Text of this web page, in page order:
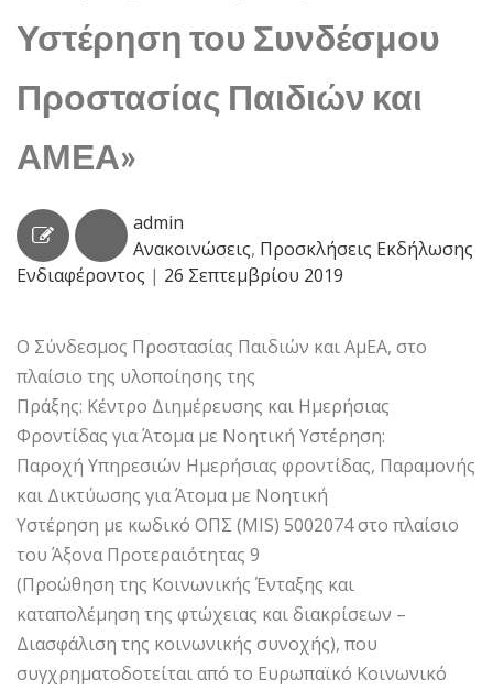
Υστέρηση του Συνδέσμου
Προστασίας Παιδιών και
ΑΜΕΑ»
admin
Ανακοινώσεις, Προσκλήσεις Εκδήλωσης
Ενδιαφέροντος | 26 Σεπτεμβρίου 2019
Ο Σύνδεσμος Προστασίας Παιδιών και ΑμΕΑ, στο
πλαίσιο της υλοποίησης της
Πράξης: Κέντρο Διημέρευσης και Ημερήσιας
Φροντίδας για Άτομα με Νοητική Υστέρηση:
Παροχή Υπηρεσιών Ημερήσιας φροντίδας, Παραμονής
και Δικτύωσης για Άτομα με Νοητική
Υστέρηση με κωδικό ΟΠΣ (MIS) 5002074 στο πλαίσιο
του Άξονα Προτεραιότητας 9
(Προώθηση της Κοινωνικής Ένταξης και
καταπολέμηση της φτώχειας και διακρίσεων –
Διασφάλιση της κοινωνικής συνοχής), που
συγχρηματοδοτείται από το Ευρωπαϊκό Κοινωνικό